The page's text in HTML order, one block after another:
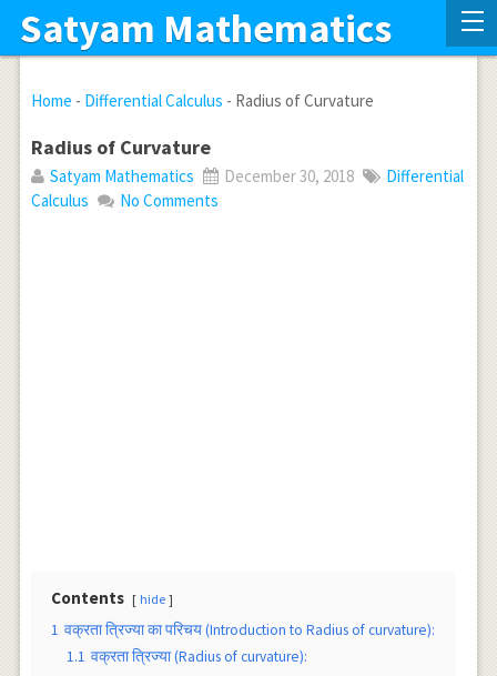
Satyam Mathematics
Home - Differential Calculus - Radius of Curvature
Radius of Curvature
Satyam Mathematics December 30, 2018
Differential
Calculus
No Comments
Contents hide
1 वक्रता त्रिज्या का परिचय (Introduction to Radius of curvature):
1.1 वक्रता त्रिज्या (Radius of curvature):